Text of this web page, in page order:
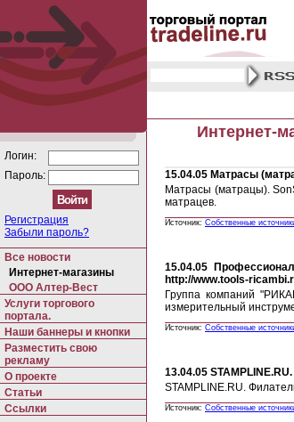
Логин:
Пароль:
Регистрация
Забыли пароль?
Все новости
Интернет-магазины
ООО Алтер-Вест
Услуги торгового
портала.
Наши баннеры и кнопки
Разместить свою
рекламу
О проекте
Статьи
Ссылки
Интернет-
15.04.05 Матрасы
Матрасы (матрацы).
матрацев.
Источник: Собственные
15.04.05
http://www.tools-
Группа компаний
измерительный
Источник: Собственные
13.04.05
STAMPLINE.RU.
Источник: Собственные